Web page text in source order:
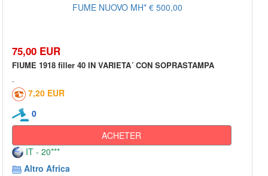
75,00 EUR
FIUME 1918 filler 40 IN VARIETA´ CON SOPRASTAMPA
7,20 EUR
0
ACHETER
IT - 20***
Altro Africa